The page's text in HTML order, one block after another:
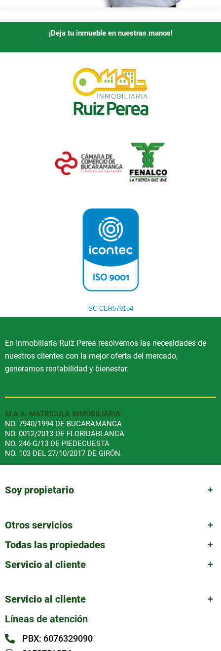
¡Deja tu inmueble en nuestras manos!
SC-CER579154
En Inmobiliaria Ruiz Perea resolvemos las necesidades de
nuestros clientes con la mejor oferta del mercado,
generamos rentabilidad y bienestar.
M.A A: MATRÍCULA INMOBILIARIA:
NO. 7940/1994 DE BUCARAMANGA
NO. 0012/2013 DE FLORIDABLANCA
NO. 246-G/13 DE PIEDECUESTA
NO. 103 DEL 27/10/2017 DE GIRÓN
Soy propietario
Otros servicios
Todas las propiedades
Servicio al cliente
Servicio al cliente
Líneas de atención
PBX: 6076329090